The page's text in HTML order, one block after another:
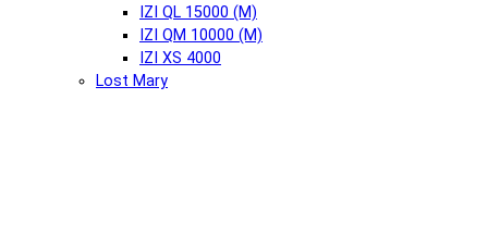
IZI QL 15000 (М)
IZI QM 10000 (М)
IZI XS 4000
Lost Mary